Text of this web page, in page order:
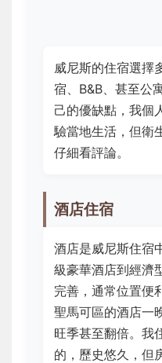
威尼斯的住宿選擇
宿、B&B、甚至公
己的優缺點，我個
驗當地生活，但衛
仔細看評論。
酒店住宿
酒店是威尼斯住宿
級豪華酒店到經濟
完善，通常位置便
聖馬可區的酒店一
旺季甚至翻倍。我
的，歷史悠久，但